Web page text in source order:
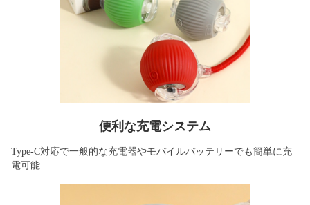
便利な充電システム
Type-C対応で一般的な充電器やモバイルバッテリーでも簡単に充
電可能